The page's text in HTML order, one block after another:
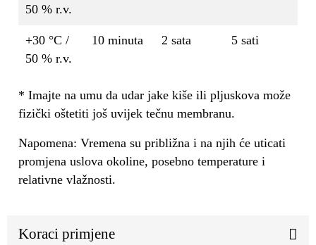
50 % r.v.
+30 °C /
50 % r.v.
10 minuta 2 sata 5 sati
* Imajte na umu da udar jake kiše ili pljuskova može
fizički oštetiti još uvijek tečnu membranu.
Napomena: Vremena su približna i na njih će uticati
promjena uslova okoline, posebno temperature i
relativne vlažnosti.
Koraci primjene